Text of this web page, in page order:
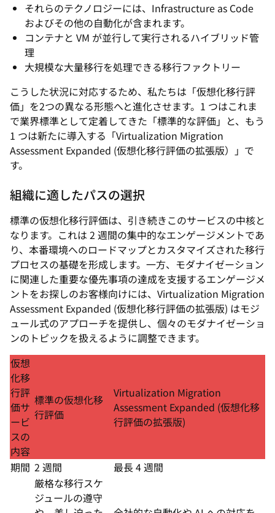
それらのテクノロジーには、Infrastructure as Code
およびその他の自動化が含まれます。
コンテナと VM が並行して実行されるハイブリッド管
理
大規模な大量移行を処理できる移行ファクトリー
こうした状況に対応するため、私たちは「仮想化移行評
価」を2つの異なる形態へと進化させます。1 つはこれま
で業界標準として定着してきた「標準的な評価」と、もう
1 つは新たに導入する「Virtualization Migration
Assessment Expanded (仮想化移行評価の拡張版）」で
す。
組織に適したパスの選択
標準の仮想化移行評価は、引き続きこのサービスの中核と
なります。これは 2 週間の集中的なエンゲージメントであ
り、本番環境へのロードマップとカスタマイズされた移行
プロセスの基礎を形成します。一方、モダナイゼーション
に関連した重要な優先事項の達成を支援するエンゲージメ
ントをお探しのお客様向けには、Virtualization Migration
Assessment Expanded (仮想化移行評価の拡張版) はモジ
ュール式のアプローチを提供し、個々のモダナイゼーショ
ンのトピックを扱えるように調整できます。
仮想
化移
行評
価サ
ービ
スの
内容
標準の仮想化移
行評価
Virtualization Migration
Assessment Expanded (仮想化移
行評価の拡張版)
期間 2 週間 最長 4 週間
厳格な移行スケ
ジュールの遵守